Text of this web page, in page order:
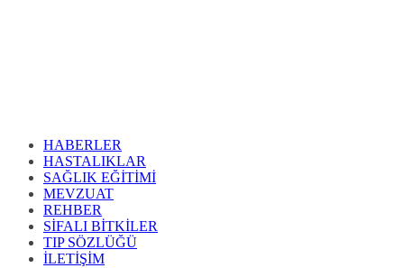
HABERLER
HASTALIKLAR
SAĞLIK EĞİTİMİ
MEVZUAT
REHBER
SİFALI BİTKİLER
TIP SÖZLÜĞÜ
İLETİŞİM